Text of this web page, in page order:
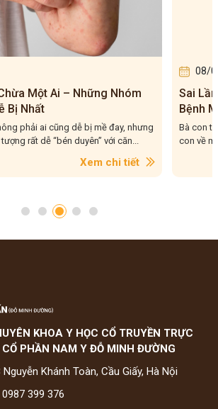
Một Ai – Những Nhóm
Bị Nhất
phải ai cũng dễ bị mề đay, nhưng
rất dễ “bén duyên” với căn...
Xem chi tiết
08/
Sai
Bệnh
Bà con
con về
KHOA Y HỌC CỔ TRUYỀN TRỰC
PHẦN NAM Y ĐỖ MINH ĐƯỜNG
Khánh Toàn, Cầu Giấy, Hà Nội
0987 399 376